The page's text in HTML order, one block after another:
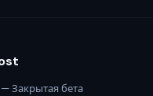
Закрытая бета